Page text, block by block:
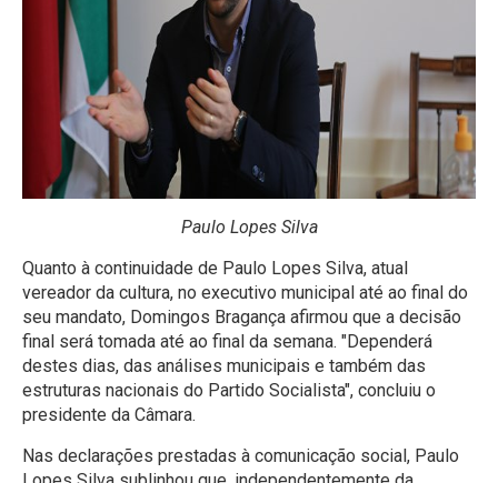
Paulo Lopes Silva
Quanto à continuidade de Paulo Lopes Silva, atual
vereador da cultura, no executivo municipal até ao final do
seu mandato, Domingos Bragança afirmou que a decisão
final será tomada até ao final da semana. "Dependerá
destes dias, das análises municipais e também das
estruturas nacionais do Partido Socialista", concluiu o
presidente da Câmara.
Nas declarações prestadas à comunicação social, Paulo